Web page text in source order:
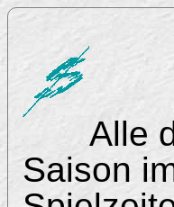
Alle
Saison